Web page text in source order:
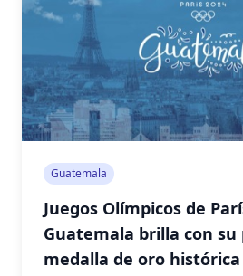
Guatemala
Juegos Olímpicos de
Guatemala brilla con
medalla de oro histórica